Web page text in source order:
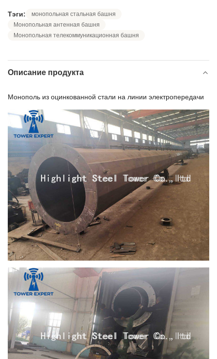
Тэги:
монопольная стальная башня
Монопольная антенная башня
Монопольная телекоммуникационная башня
Описание продукта
Монополь из оцинкованной стали на линии электропередачи